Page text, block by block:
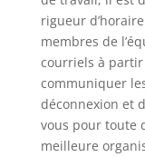
rigueur
membres de
courriels à partir
communiquer
déconnexion et
vous pour toute
meilleure